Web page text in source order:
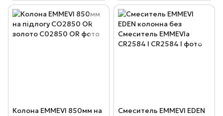
Колона EMMEVI 850мм на Смеситель EMMEVI EDEN